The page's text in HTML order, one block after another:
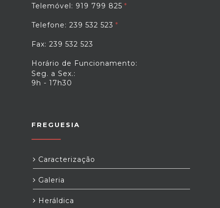
Telemóvel: 919 799 825
Telefone: 239 532 523
Fax: 239 532 523
Horário de Funcionamento:
Seg. a Sex.:
9h - 17h30
FREGUESIA
Caracterização
Galeria
Heráldica